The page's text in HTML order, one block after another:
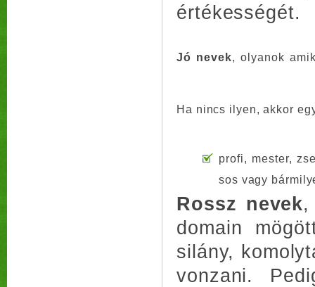
értékességét.
Jó nevek, olyanok
Ha nincs ilyen, akkor
profi, mester,
sos vagy
Rossz nevek,
domain
silány,
vonzani.